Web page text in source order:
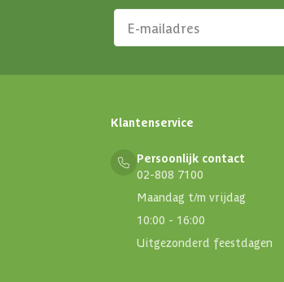
Klantenservice
Persoonlijk contact
02-808 7100
Maandag t/m vrijdag
10:00 - 16:00
Uitgezonderd feestdagen